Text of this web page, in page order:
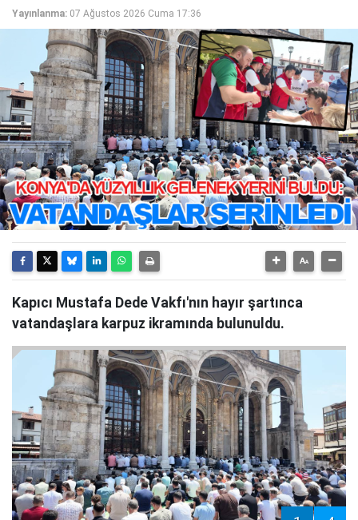
Yayınlanma: 07 Ağustos 2026 Cuma 17:36
Kapıcı Mustafa Dede Vakfı'nın hayır şartınca
vatandaşlara karpuz ikramında bulunuldu.